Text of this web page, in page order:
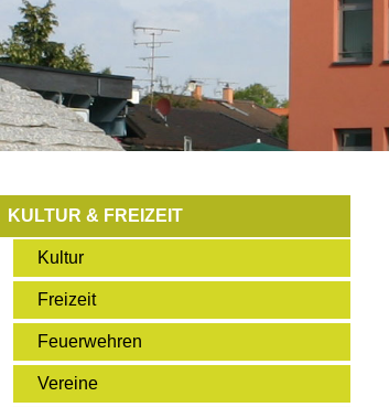
KULTUR & FREIZEIT
Kultur
Freizeit
Feuerwehren
Vereine